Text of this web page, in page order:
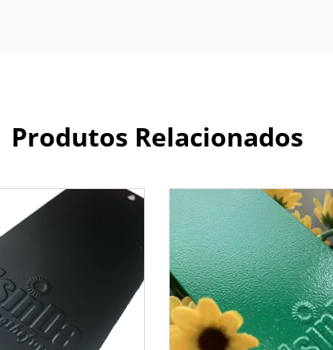
Produtos Relacionados